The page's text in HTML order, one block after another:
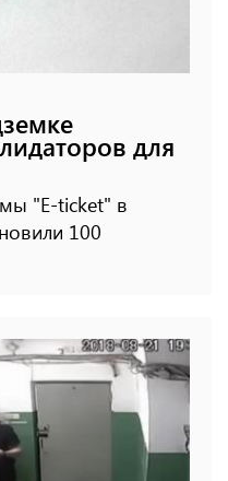
для
"E-ticket" в
100